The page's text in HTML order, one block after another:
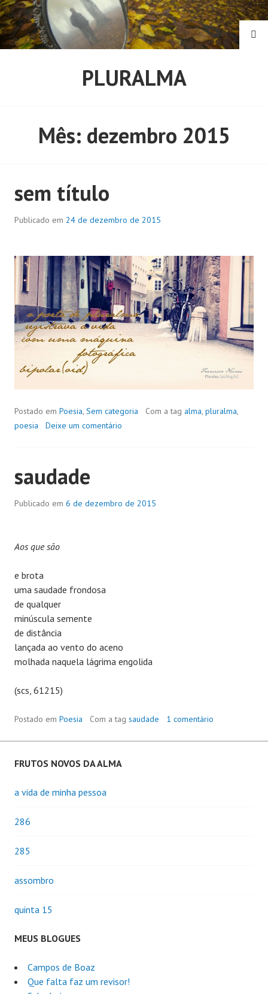
Pular
para
o
conteúdo
PLURALMA
Mês: dezembro 2015
sem título
Publicado em 24 de dezembro de 2015
Postado em Poesia, Sem categoria Com a tag alma, pluralma,
poesia
Deixe um comentário
saudade
Publicado em 6 de dezembro de 2015
Aos que são
e brota
uma saudade frondosa
de qualquer
minúscula semente
de distância
lançada ao vento do aceno
molhada naquela lágrima engolida
(scs, 61215)
Postado em Poesia Com a tag saudade 1 comentário
FRUTOS NOVOS DA ALMA
a vida de minha pessoa
286
285
assombro
quinta 15
MEUS BLOGUES
Campos de Boaz
Que falta faz um revisor!